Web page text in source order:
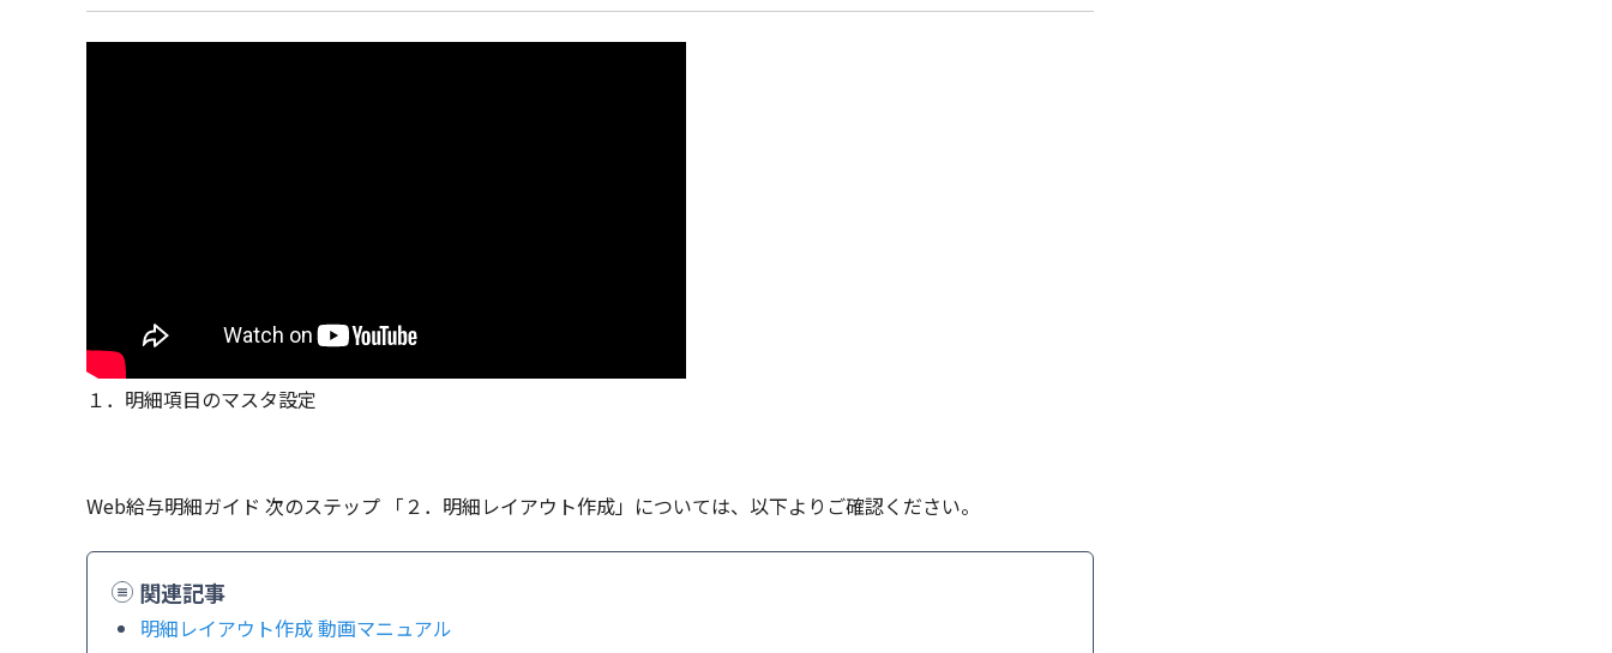
１．明細項目のマスタ設定
Web給与明細ガイド 次のステップ 「２．明細レイアウト作成」については、以下よりご確認ください。
関連記事
明細レイアウト作成 動画マニュアル